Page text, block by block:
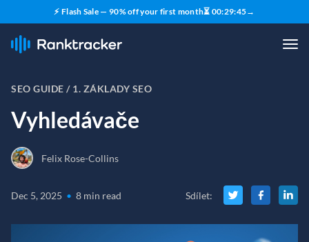
⚡ Flash Sale — 90% off your first month⏳ 00:29:44→
SEO GUIDE / 1. ZÁKLADY SEO
Vyhledávače
Felix Rose-Collins
Dec 5, 2025 • 8 min read Sdílet: